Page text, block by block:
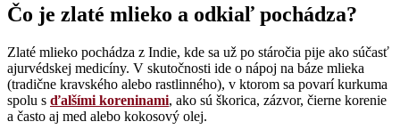
Čo je zlaté mlieko a odkiaľ pochádza?
Zlaté mlieko pochádza z Indie, kde sa už po stáročia pije ako súčasť
ajurvédskej medicíny. V skutočnosti ide o nápoj na báze mlieka
(tradične kravského alebo rastlinného), v ktorom sa povarí kurkuma
spolu s ďalšími koreninami, ako sú škorica, zázvor, čierne korenie
a často aj med alebo kokosový olej.